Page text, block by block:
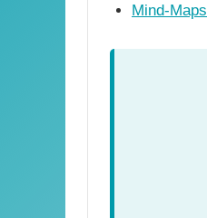
Mind-